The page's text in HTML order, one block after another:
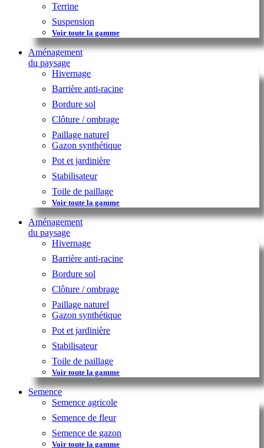
Terrine
Suspension
Voir toute la gamme
Aménagement
du paysage
Hivernage
Barrière anti-racine
Bordure sol
Clôture / ombrage
Paillage naturel
Gazon synthétique
Pot et jardinière
Stabilisateur
Toile de paillage
Voir toute la gamme
Aménagement
du paysage
Hivernage
Barrière anti-racine
Bordure sol
Clôture / ombrage
Paillage naturel
Gazon synthétique
Pot et jardinière
Stabilisateur
Toile de paillage
Voir toute la gamme
Semence
Semence agricole
Semence de fleur
Semence de gazon
Voir toute la gamme